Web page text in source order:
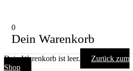
0
Dein Warenkorb
Dein Warenkorb ist leer.
Zurück zum
Shop